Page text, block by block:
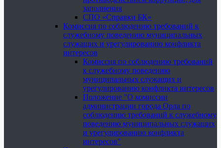
заполнения
СПО «Справки БК»
Комиссия по соблюдению требований к
служебному поведению муниципальных
служащих и урегулированию конфликта
интересов
Комиссия по соблюдению требований
к служебному поведению
муниципальных служащих и
урегулированию конфликта интересов
Положение "О комиссии
администрации города Орла по
соблюдению требований к служебному
поведению муниципальных служащих
и урегулированию конфликта
интересов"